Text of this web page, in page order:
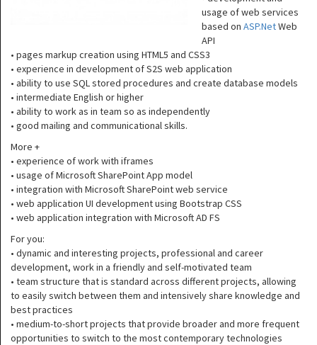
usage of web services
based on ASP.NetWeb
API
• pages markup creation using HTML5 and CSS3
• experience in development of S2S web application
• ability to use SQL stored procedures and create database models
• intermediate English or higher
• ability to work as in team so as independently
• good mailing and communicational skills.
More +
• experience of work with iframes
• usage of Microsoft SharePoint App model
• integration with Microsoft SharePoint web service
• web application UI development using Bootstrap CSS
• web application integration with Microsoft AD FS
For you:
• dynamic and interesting projects, professional and career
development, work in a friendly and self-motivated team
• team structure that is standard across different projects, allowing
to easily switch between them and intensively share knowledge and
best practices
• medium-to-short projects that provide broader and more frequent
opportunities to switch to the most contemporary technologies